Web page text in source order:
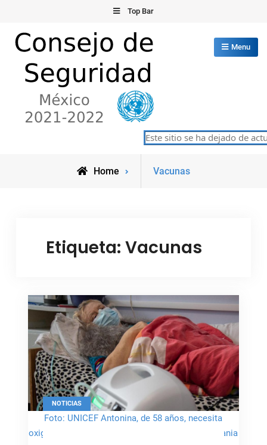
content
Top Bar
Consejo de Seguridad de las
Naciones Unidas
Menu
Este sitio se ha dejado de
Home
Posts
Vacunas
Etiqueta: Vacunas
Foto: UNICEF Antonina, de 58 años, necesita
oxigeno tras haber contraído el COVID-19 en Ucrania
NOTICIAS